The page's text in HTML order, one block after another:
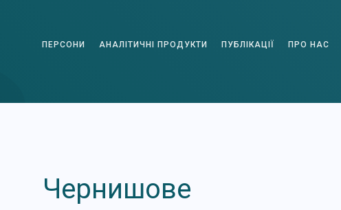
ПЕРСОНИ АНАЛІТИЧНІ ПРОДУКТИ ПУБЛІКАЦІЇ ПРО НАС
Чернишове